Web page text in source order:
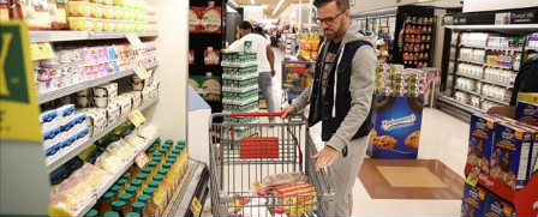
Resmi İlanlar
Rüya Tabirleri
Sağlık